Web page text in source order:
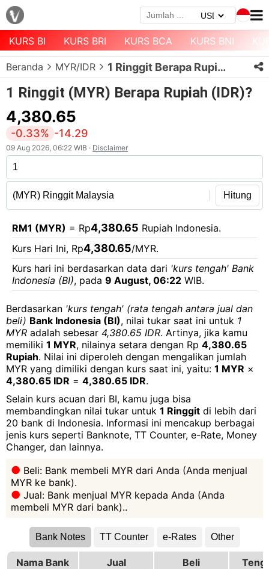
Menu
Halaman
Depan
Daftar
Mata
Uang
Kurs
Bank
KURS BI KURS BRI KURS BCA KURS BNI
Beranda MYR/IDR 1 Ringgit Berapa Rupiah?
1 Ringgit (MYR) Berapa Rupiah (IDR)?
4,380.65
-0.33% -14.29
09 Aug 2026, 06:22 WIB · Disclaimer
Hitung
RM1 (MYR) = Rp4,380.65 Rupiah Indonesia.
Kurs Hari Ini, Rp4,380.65/MYR.
Kurs hari ini berdasarkan data dari 'kurs tengah' Bank
Indonesia (BI), pada 9 August, 06:22 WIB.
Berdasarkan 'kurs tengah' (rata tengah antara jual dan
beli) Bank Indonesia (BI), nilai tukar saat ini untuk 1
MYR adalah sebesar 4,380.65 IDR. Artinya, jika kamu
memiliki 1 MYR, nilainya setara dengan Rp 4,380.65
Rupiah. Nilai ini diperoleh dengan mengalikan jumlah
MYR yang dimiliki dengan kurs saat ini, yaitu: 1 MYR ×
4,380.65 IDR = 4,380.65 IDR.
Selain kurs acuan dari BI, kamu juga bisa
membandingkan nilai tukar untuk 1 Ringgit di lebih dari
20 bank di Indonesia. Informasi ini mencakup berbagai
jenis kurs seperti Banknote, TT Counter, e-Rate, Money
Changer, dan lainnya.
Beli: Bank membeli MYR dari Anda (Anda menjual
MYR ke bank).
Jual: Bank menjual MYR kepada Anda (Anda
membeli MYR dari bank)..
Bank Notes TT Counter e-Rates Other
Nama Bank Jual Beli